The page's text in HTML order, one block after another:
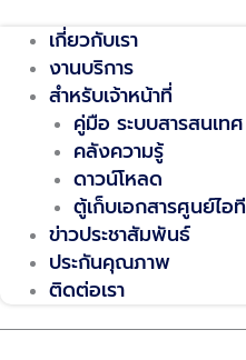
เกี่ยวกับเรา
งานบริการ
สำหรับเจ้าหน้าที่
คู่มือ ระบบสารสนเทศ
คลังความรู้
ดาวน์โหลด
ตู้เก็บเอกสารศูนย์ไอที
ข่าวประชาสัมพันธ์
ประกันคุณภาพ
ติดต่อเรา